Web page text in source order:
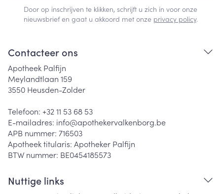
Door op inschrijven te klikken, schrijft u zich in voor onze
nieuwsbrief en gaat u akkoord met onze privacy policy.
Contacteer ons
Apotheek Palfijn
Meylandtlaan 159
3550 Heusden-Zolder
Telefoon: +32 11 53 68 53
E-mailadres: info@apothekervalkenborg.be
APB nummer: 716503
Apotheek titularis: Apotheker Palfijn
BTW nummer: BE0454185573
Nuttige links